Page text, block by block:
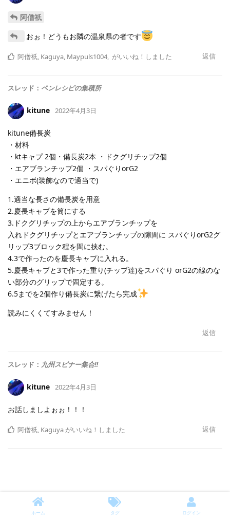
阿僧祇
おぉ！どうもお隣の温泉県の者です
返信
阿僧祇, Kaguya, Maypuls1004, がいいね！しました
スレッド： ペンレシピの集積所
kitune 2022年4月3日
kitune備長炭
・材料
・ktキャプ 2個・備長炭2本 ・ドクグリチップ2個
・エアブランチップ2個 ・スパぐりorG2
・エニボ(装飾なので適当で)
1.適当な長さの備長炭を用意
2.慶長キャプを筒にする
3.ドクグリチップの上からエアブランチップを
入れドクグリチップとエアブランチップの隙間に スパぐりorG2グ
リップ3ブロック程を間に挟む。
4.3で作ったのを慶長キャプに入れる。
5.慶長キャプと3で作った重り(チップ達)をスパぐり orG2の線のな
い部分のグリップで固定する。
6.5までを2個作り備長炭に繋げたら完成
読みにくくてすみません！
返信
スレッド： 九州スピナー集合‼️
kitune 2022年4月3日
お話しましよぉぉ！！！
返信
阿僧祇, Kaguya がいいね！しました
ホーム タグ ログイン